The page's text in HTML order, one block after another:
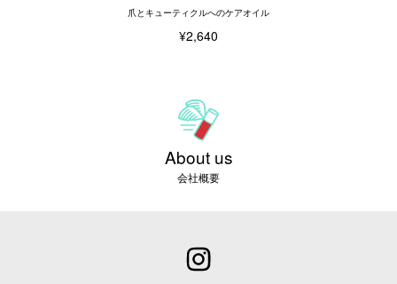
爪とキューティクルへのケアオイル
¥2,640
About us
会社概要